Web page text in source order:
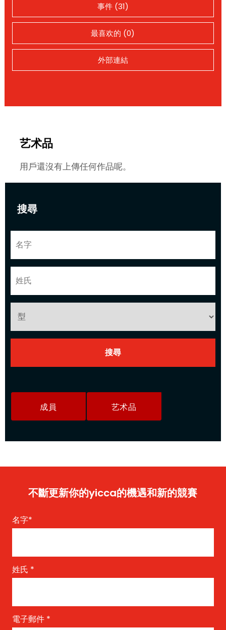
搜尋
成員 艺术品
事件 (31)
最喜欢的 (0)
外部連結
艺术品
用戶還沒有上傳任何作品呢。
不斷更新你的yicca的機遇和新的競賽
名字*
姓氏 *
電子郵件 *